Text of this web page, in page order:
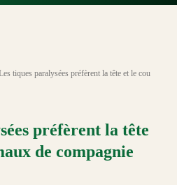
tiques paralysées préfèrent la tête et le cou
préfèrent la tête
de compagnie